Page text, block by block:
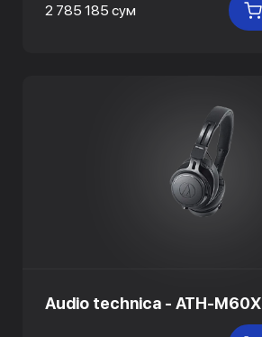
2 785 185 сум
Audio technica - ATH-M60X